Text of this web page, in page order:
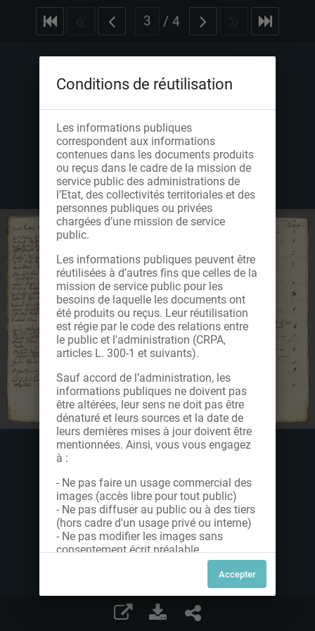
/ 4
Conditions de réutilisation
Les informations publiques
correspondent aux informations
contenues dans les documents produits
ou reçus dans le cadre de la mission de
service public des administrations de
l’Etat, des collectivités territoriales et des
personnes publiques ou privées
chargées d’une mission de service
public.
Les informations publiques peuvent être
réutilisées à d’autres fins que celles de la
mission de service public pour les
besoins de laquelle les documents ont
été produits ou reçus. Leur réutilisation
est régie par le code des relations entre
le public et l'administration (CRPA,
articles L. 300-1 et suivants).
Sauf accord de l’administration, les
informations publiques ne doivent pas
être altérées, leur sens ne doit pas être
dénaturé et leurs sources et la date de
leurs dernières mises à jour doivent être
mentionnées. Ainsi, vous vous engagez
à :
- Ne pas faire un usage commercial des
images (accès libre pour tout public)
- Ne pas diffuser au public ou à des tiers
(hors cadre d'un usage privé ou interne)
- Ne pas modifier les images sans
consentement écrit préalable
Dans le cas contraire, nous vous invitons
à nous contacter afin de solliciter le type
de Licence souhaitée parmi celles
proposées et le cas échéant, acquitter